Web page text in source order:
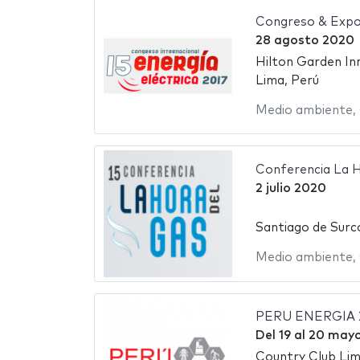
Congreso &
28 agosto 2020
Hilton Garden
Lima, Perú
Medio ambiente,
Conferencia La
2 julio 2020
Santiago de
Medio ambiente,
PERU ENERGIA
Del 19al 20
Country Club